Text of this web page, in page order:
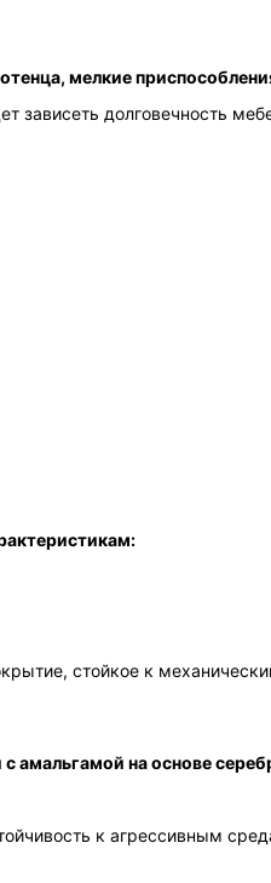
мелкие
долговечность
стойкое к
амальгамой на основе
к агрессивным